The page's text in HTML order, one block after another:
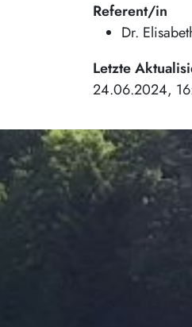
Referent/in
Dr.
Letzte
24.06.2024,